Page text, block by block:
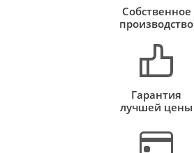
Собственное
производство
Гарантия
лучшей цены